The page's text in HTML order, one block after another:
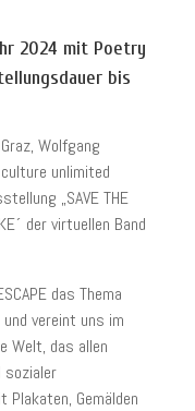
2024 mit Poetry
bis
Wolfgang
unlimited
„SAVE THE
der virtuellen Band
das Thema
vereint uns im
Welt, das allen
sozialer
Gemälden